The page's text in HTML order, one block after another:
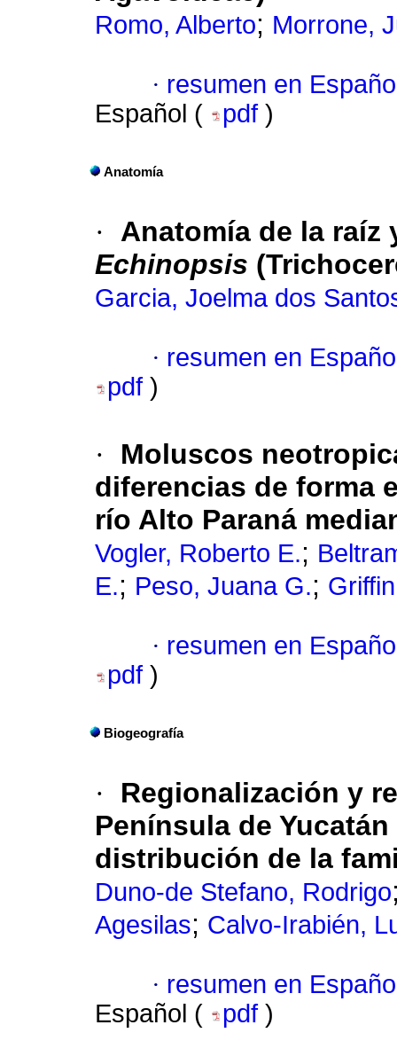
Romo, Alberto; Morrone,
· resumen en
Español (
pdf )
Anatomía
·
Anatomía de la raíz
Echinopsis
Garcia, Joelma dos
· resumen en
pdf )
·
Moluscos
diferencias de forma
río Alto Paraná
Vogler, Roberto E.;
E.; Peso, Juana G.;
· resumen en
pdf )
Biogeografía
·
Regionalización y
Península de
distribución de la
Duno-de Stefano, Rodrigo
Agesilas; Calvo-Irabién,
· resumen en
Español (
pdf )